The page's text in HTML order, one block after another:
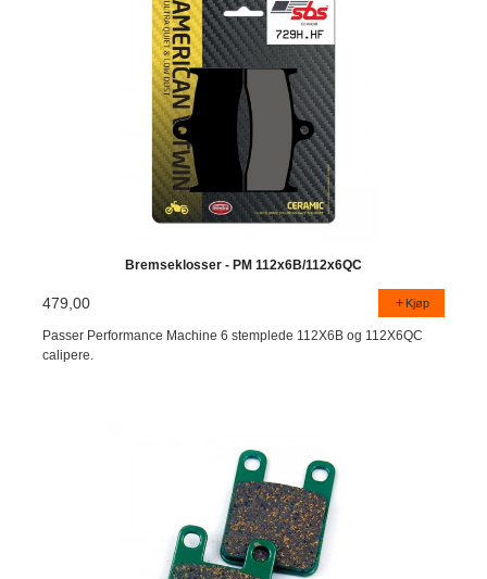
Bremseklosser - PM 112x6B/112x6QC
479,00 Kjøp
Passer Performance Machine 6 stemplede 112X6B og 112X6QC
calipere.